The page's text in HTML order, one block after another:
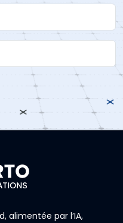
alimentée par l’IA,